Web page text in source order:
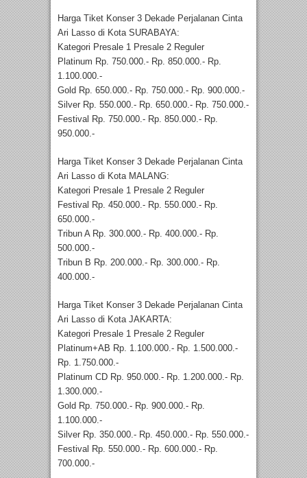
Harga Tiket Konser 3 Dekade Perjalanan Cinta
Ari Lasso di Kota SURABAYA:
Kategori Presale 1 Presale 2 Reguler
Platinum Rp. 750.000.- Rp. 850.000.- Rp.
1.100.000.-
Gold Rp. 650.000.- Rp. 750.000.- Rp. 900.000.-
Silver Rp. 550.000.- Rp. 650.000.- Rp. 750.000.-
Festival Rp. 750.000.- Rp. 850.000.- Rp.
950.000.-
Harga Tiket Konser 3 Dekade Perjalanan Cinta
Ari Lasso di Kota MALANG:
Kategori Presale 1 Presale 2 Reguler
Festival Rp. 450.000.- Rp. 550.000.- Rp.
650.000.-
Tribun A Rp. 300.000.- Rp. 400.000.- Rp.
500.000.-
Tribun B Rp. 200.000.- Rp. 300.000.- Rp.
400.000.-
Harga Tiket Konser 3 Dekade Perjalanan Cinta
Ari Lasso di Kota JAKARTA:
Kategori Presale 1 Presale 2 Reguler
Platinum+AB Rp. 1.100.000.- Rp. 1.500.000.-
Rp. 1.750.000.-
Platinum CD Rp. 950.000.- Rp. 1.200.000.- Rp.
1.300.000.-
Gold Rp. 750.000.- Rp. 900.000.- Rp.
1.100.000.-
Silver Rp. 350.000.- Rp. 450.000.- Rp. 550.000.-
Festival Rp. 550.000.- Rp. 600.000.- Rp.
700.000.-